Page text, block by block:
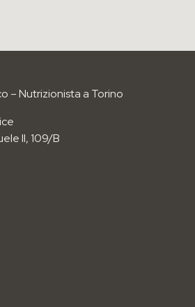
– Nutrizionista a Torino
II, 109/B
109/B